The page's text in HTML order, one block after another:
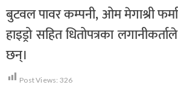
बुटवल पावर कम्पनी, ओम मेगाश्री
हाइड्रो सहित धितोपत्रका
छन्।
Post Views: 326